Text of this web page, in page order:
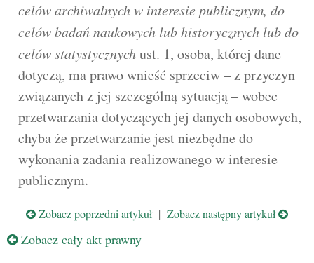
celów archiwalnych w interesie publicznym, do
celów badań naukowych lub historycznych lub do
celów statystycznychust. 1, osoba, której dane
dotyczą, ma prawo wnieść sprzeciw – z przyczyn
związanych z jej szczególną sytuacją – wobec
przetwarzania dotyczących jej danych osobowych,
chyba że przetwarzanie jest niezbędne do
wykonania zadania realizowanego w interesie
publicznym.
Zobacz poprzedni artykuł | Zobacz następny artykuł
Zobacz cały akt prawny